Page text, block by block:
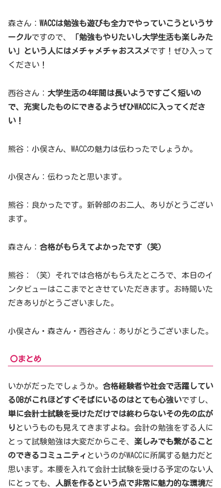
森さん： WACCは勉強も遊びも全力でやっていこうというサ
ークルですので、
「勉強もやりたいし大学生活も楽しみた
い」という人にはメチャメチャおススメです！ぜひ入って
ください！
西谷さん： 大学生活の4年間は長いようですごく短いの
で、充実したものにできるようぜひWACCに入ってくださ
い！
熊谷：小俣さん、WACCの魅力は伝わったでしょうか。
小俣さん：伝わったと思います。
熊谷：良かったです。新幹部のお二人、ありがとうござい
ます。
森さん： 合格がもらえてよかったです（笑）
熊谷：（笑）それでは合格がもらえたところで、本日のイ
ンタビューはここまでとさせていただきます。お時間いた
だきありがとうございました。
小俣さん・森さん・西谷さん：ありがとうございました。
〇まとめ
いかがだったでしょうか。 合格経験者や社会で活躍してい
るOBがこれほどすぐそばにいるのはとても心強いですし、
単に会計士試験を受けただけでは終わらないその先の広が
り というものも見えてきますよね。会計の勉強をする人に
とって試験勉強は大変だからこそ、 楽しみでも繋がること
のできるコミュニティ というのがWACCに所属する魅力だと
思います。本腰を入れて会計士試験を受ける予定のない人
にとっても、
人脈を作るという点で非常に魅力的な環境だ